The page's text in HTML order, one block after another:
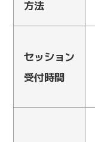
方法
セッション
受付時間